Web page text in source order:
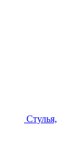
Стулья,